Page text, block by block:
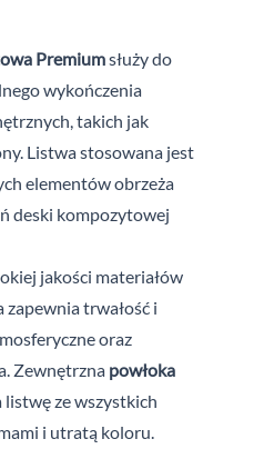
Premiumsłuży do
wykończenia
takich jak
Listwa stosowana jest
elementów obrzeża
deski kompozytowej
jakości materiałów
trwałość i
oraz
Zewnętrzna powłoka
listwę ze wszystkich
i utratą koloru.